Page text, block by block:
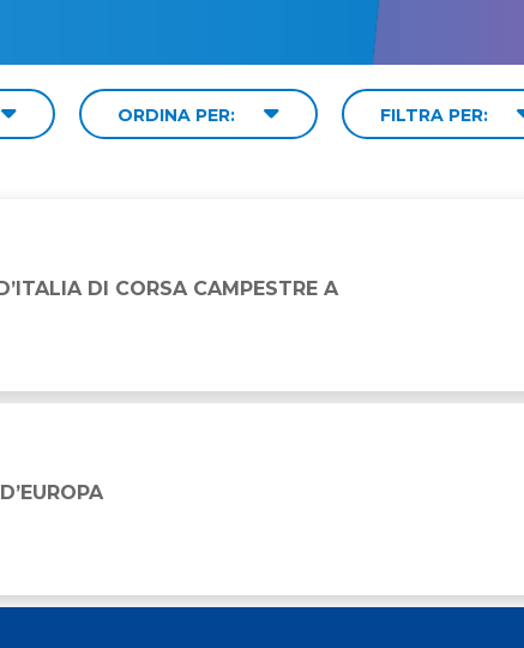
ORDINA PER: FILTRA PER:
A SQUADRE
DI CORSA CAMPESTRE A